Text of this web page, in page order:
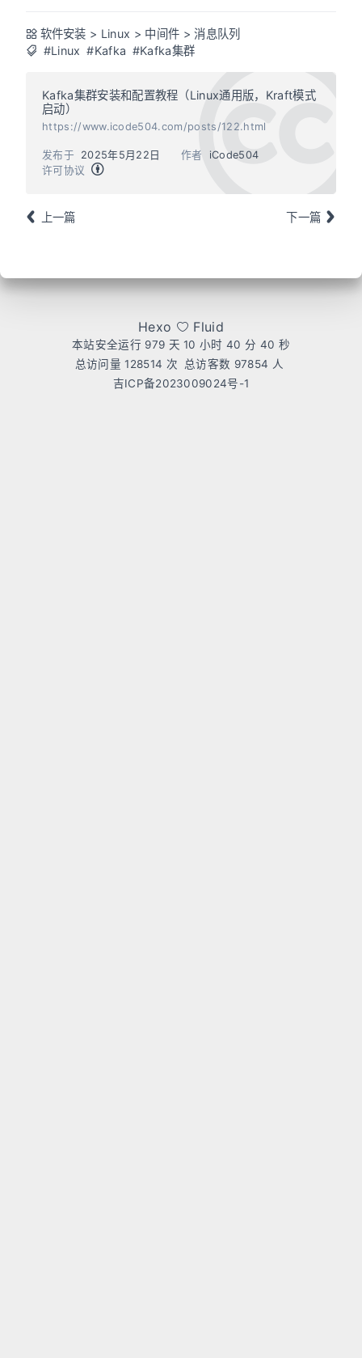
软件安装 > Linux > 中间件 > 消息队列
#Linux #Kafka #Kafka集群
Kafka集群安装和配置教程（Linux通用版，Kraft模式
启动）
https://www.icode504.com/posts/122.html
作者 iCode504
发布于
2025年5月22日
许可协议
上一篇 下一篇
Hexo Fluid
本站安全运行 979 天 10 小时 40 分 40 秒
总访问量128514 次 总访客数 97854 人
吉ICP备2023009024号-1